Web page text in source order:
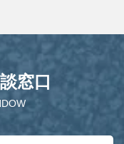
窓口